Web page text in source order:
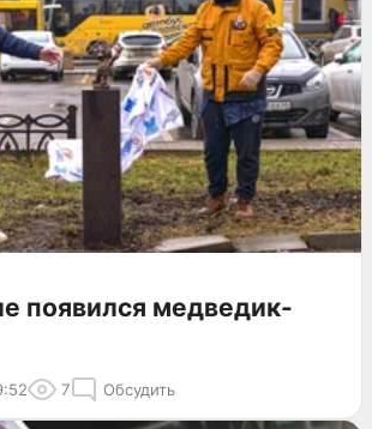
появился медведик-
7 Обсудить